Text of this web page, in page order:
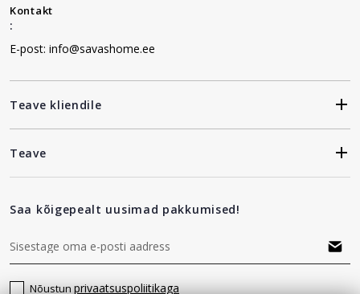
Kontakt
:
E-post: info@savashome.ee
Teave kliendile
Teave
Saa kõigepealt uusimad pakkumised!
Nõustunprivaatsuspoliitikaga